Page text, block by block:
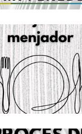
CONVOCATÒRIA
PER SOL.LICITAR
AJUTS
INDIVIDUALS DE
MENJADOR. CURS
2026-2027
Convocatòria
Mitjançant